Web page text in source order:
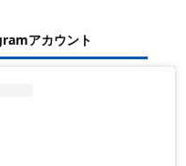
アカウント